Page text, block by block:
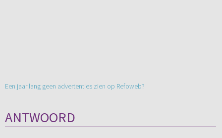
Een jaar lang geen advertenties zien op Refoweb?
ANTWOORD